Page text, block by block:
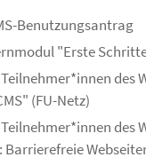
Benutzungsantrag
"Erste
des
(FU-Netz)
des
Barrierefreie